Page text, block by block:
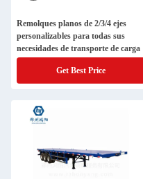
Remolques planos de 2/3/4 ejes
personalizables para todas sus
necesidades de transporte de carga
Get Best Price